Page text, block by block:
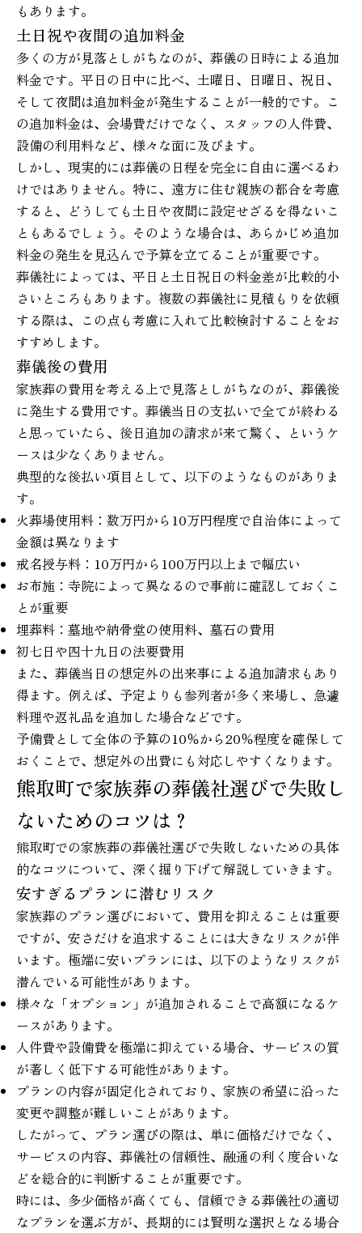
もあります。
土日祝や夜間の追加料金
多くの方が見落としがちなのが、葬儀の日時による追加
料金です。平日の日中に比べ、土曜日、日曜日、祝日、
そして夜間は追加料金が発生することが一般的です。こ
の追加料金は、会場費だけでなく、スタッフの人件費、
設備の利用料など、様々な面に及びます。
しかし、現実的には葬儀の日程を完全に自由に選べるわ
けではありません。特に、遠方に住む親族の都合を考慮
すると、どうしても土日や夜間に設定せざるを得ないこ
ともあるでしょう。そのような場合は、あらかじめ追加
料金の発生を見込んで予算を立てることが重要です。
葬儀社によっては、平日と土日祝日の料金差が比較的小
さいところもあります。複数の葬儀社に見積もりを依頼
する際は、この点も考慮に入れて比較検討することをお
すすめします。
葬儀後の費用
家族葬の費用を考える上で見落としがちなのが、葬儀後
に発生する費用です。葬儀当日の支払いで全てが終わる
と思っていたら、後日追加の請求が来て驚く、というケ
ースは少なくありません。
典型的な後払い項目として、以下のようなものがありま
す。
火葬場使用料：数万円から10万円程度で自治体によって
金額は異なります
戒名授与料：10万円から100万円以上まで幅広い
お布施：寺院によって異なるので事前に確認しておくこ
とが重要
埋葬料：墓地や納骨堂の使用料、墓石の費用
初七日や四十九日の法要費用
また、葬儀当日の想定外の出来事による追加請求もあり
得ます。例えば、予定よりも参列者が多く来場し、急遽
料理や返礼品を追加した場合などです。
予備費として全体の予算の10％から20％程度を確保して
おくことで、想定外の出費にも対応しやすくなります。
熊取町で家族葬の葬儀社選びで失敗し
ないためのコツは？
熊取町での家族葬の葬儀社選びで失敗しないための具体
的なコツについて、深く掘り下げて解説していきます。
安すぎるプランに潜むリスク
家族葬のプラン選びにおいて、費用を抑えることは重要
ですが、安さだけを追求することには大きなリスクが伴
います。極端に安いプランには、以下のようなリスクが
潜んでいる可能性があります。
様々な「オプション」が追加されることで高額になるケ
ースがあります。
人件費や設備費を極端に抑えている場合、サービスの質
が著しく低下する可能性があります。
プランの内容が固定化されており、家族の希望に沿った
変更や調整が難しいことがあります。
したがって、プラン選びの際は、単に価格だけでなく、
サービスの内容、葬儀社の信頼性、融通の利く度合いな
どを総合的に判断することが重要です。
時には、多少価格が高くても、信頼できる葬儀社の適切
なプランを選ぶ方が、長期的には賢明な選択となる場合